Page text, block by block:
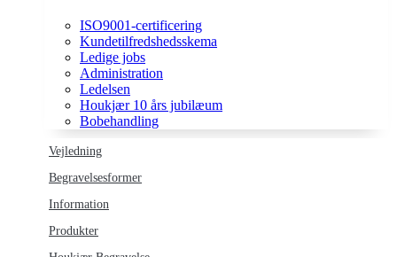
ISO9001-certificering
Kundetilfredshedsskema
Ledige jobs
Administration
Ledelsen
Houkjær 10 års jubilæum
Bobehandling
Vejledning
Begravelsesformer
Information
Produkter